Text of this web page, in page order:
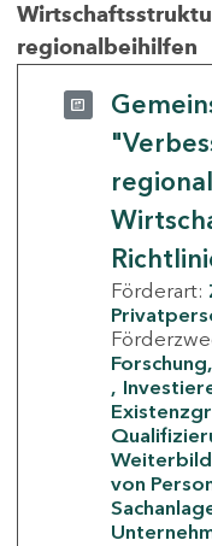
regionalbeihilfen
Förderart:
von